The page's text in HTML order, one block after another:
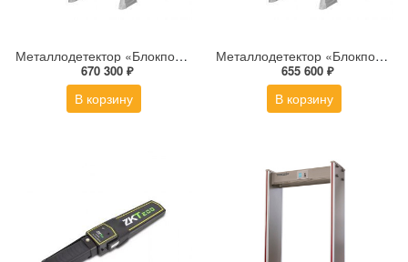
Металлодетектор «Блокпост» PC Z 600 M с тепловизионной системой Delta 100
670 300 ₽
В корзину
Металлодетектор «Блокпост» PC Z 600 MК с тепловизионной системой Delta 100
655 600 ₽
В корзину